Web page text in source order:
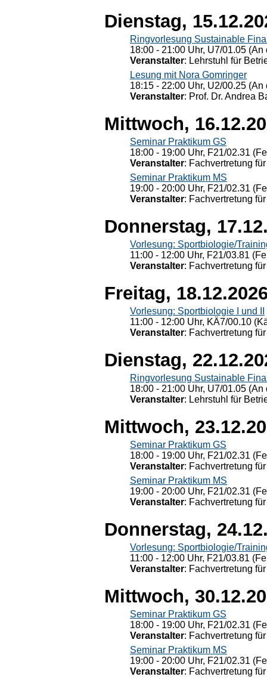
Dienstag,
Ringvorlesung Sustainable
18:00 - 21:00 Uhr, U7/01.05
Veranstalter: Lehrstuhl für
Lesung mit Nora Gomringer
18:15 - 22:00 Uhr, U2/00.25
Veranstalter: Prof. Dr. Andrea
Mittwoch,
Seminar Praktikum GS
18:00 - 19:00 Uhr, F21/02.31
Veranstalter: Fachvertretung
Seminar Praktikum MS
19:00 - 20:00 Uhr, F21/02.31
Veranstalter: Fachvertretung
Donnerstag,
Vorlesung: Sportbiologie/
11:00 - 12:00 Uhr, F21/03.81
Veranstalter: Fachvertretung
Freitag,
Vorlesung: Sportbiologie I und II
11:00 - 12:00 Uhr, KÄ7/00.10
Veranstalter: Fachvertretung
Dienstag,
Ringvorlesung Sustainable
18:00 - 21:00 Uhr, U7/01.05
Veranstalter: Lehrstuhl für
Mittwoch,
Seminar Praktikum GS
18:00 - 19:00 Uhr, F21/02.31
Veranstalter: Fachvertretung
Seminar Praktikum MS
19:00 - 20:00 Uhr, F21/02.31
Veranstalter: Fachvertretung
Donnerstag,
Vorlesung: Sportbiologie/
11:00 - 12:00 Uhr, F21/03.81
Veranstalter: Fachvertretung
Mittwoch,
Seminar Praktikum GS
18:00 - 19:00 Uhr, F21/02.31
Veranstalter: Fachvertretung
Seminar Praktikum MS
19:00 - 20:00 Uhr, F21/02.31
Veranstalter: Fachvertretung